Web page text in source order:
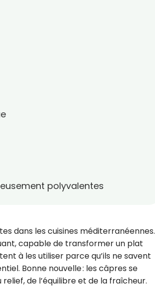
polyvalentes
dans les cuisines méditerranéennes.
capable de transformer un plat
à les utiliser parce qu’ils ne savent
Bonne nouvelle : les câpres se
de l’équilibre et de la fraîcheur.